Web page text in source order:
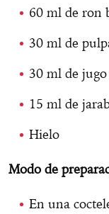
60 ml de ron
30 ml de
30 ml de
15 ml de
Hielo
Modo de
En una